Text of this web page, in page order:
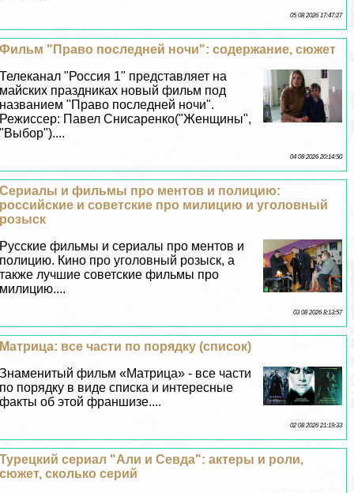
05 08 2026 17:47:27
Фильм "Право последней ночи": содержание, сюжет
Телеканал "Россия 1" представляет на
майских праздниках новый фильм под
названием "Право последней ночи".
Режиссер: Павел Снисаренко("Женщины",
"Выбор")....
04 08 2026 20:14:50
Сериалы и фильмы про ментов и полицию:
российские и советские про милицию и уголовный
розыск
Русские фильмы и сериалы про ментов и
полицию. Кино про уголовный розыск, а
также лучшие советские фильмы про
милицию....
03 08 2026 8:13:57
Матрица: все части по порядку (список)
Знаменитый фильм «Матрица» - все части
по порядку в виде списка и интересные
факты об этой франшизе....
02 08 2026 21:19:33
Турецкий сериал "Али и Севда": актеры и роли,
сюжет, сколько серий